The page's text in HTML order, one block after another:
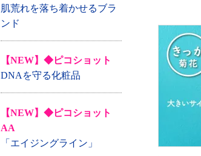
肌荒れを落ち着かせるブラ
ンド
【NEW】◆ピコショット
DNAを守る化粧品
【NEW】◆ピコショット
AA
「エイジングライン」